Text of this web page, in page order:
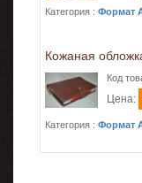
Категория : Формат
Кожаная
Код
Цена:
Категория : Формат